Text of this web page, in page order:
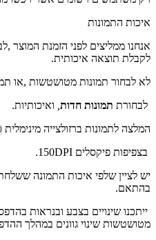
איכות התמונות
אנחנו ממליצים לפני הזמנת המוצר
לקבלת תוצאה איכותית.
לא לבחור תמונות מטושטשות ,או
לבחורת תמונות חדות ואיכותיות.
המלצה לתמונות ברזולצייה מינימלית
בצפיפות פיקסלים 150DPI.
יש לציין שלפי איכות התמונה
בהתאם.
ייתכנו שינויים בצבע ובנראות
מטושטשות שינוי גוונים במהלך